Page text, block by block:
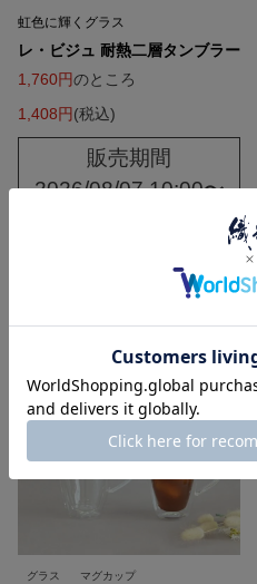
虹色に輝くグラス
レ・ビジュ 耐熱二層タンブラー
1,760
のところ
1,408
税込
販売期間
2026/08/07 10:00〜
グラス マグカップ